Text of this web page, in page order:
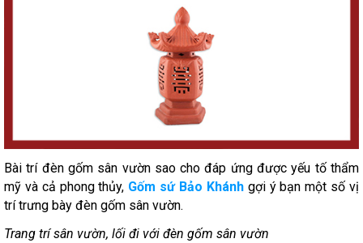
Bài trí đèn gốm sân vườn sao cho đáp ứng được yếu tố thẩm
mỹ và cả phong thủy, Gốm sứ Bảo Khánhgợi ý bạn một số vị
trí trưng bày đèn gốm sân vườn.
Trang trí sân vườn, lối đi với đèn gốm sân vườn